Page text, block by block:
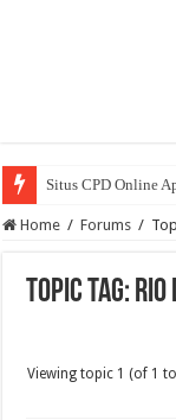
Situs CPD Online
Home / Forums /
Topic Tag:
Viewing topic 1 (of 1